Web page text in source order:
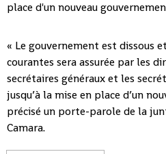
place d'un nouveau
« Le gouvernement est dissous
courantes sera assurée par les
secrétaires généraux et les
jusqu’à la mise en place d’un
précisé un porte-parole de la
Camara.